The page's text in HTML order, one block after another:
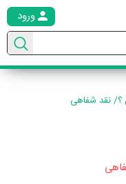
ورود
؟/ نقد شفاهی